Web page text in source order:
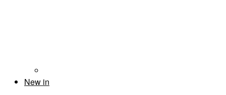
New in